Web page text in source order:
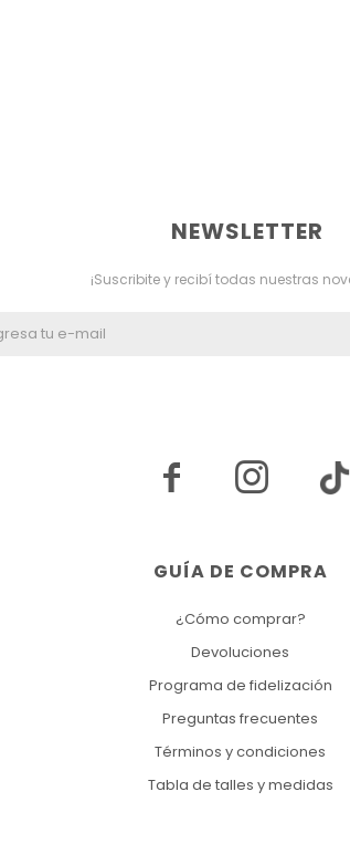
GUÍA DE COMPRA
¿Cómo comprar?
Devoluciones
Programa de fidelización
Preguntas frecuentes
Términos y condiciones
Tabla de talles y medidas
NEWSLETTER
¡Suscribite y recibí todas nuestras
 